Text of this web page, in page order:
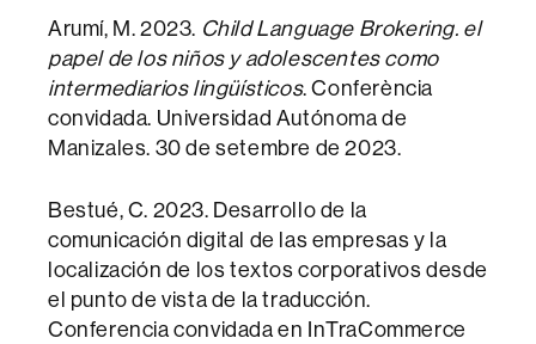
Arumí, M. 2023. Child Language Brokering. ​el
papel de los niños y adolescentes como
intermediarios lingüísticos. Conferència
convidada. Universidad Autónoma de
Manizales. 30 de setembre de 2023.
Bestué, C. 2023. Desarrollo de la
comunicación digital de las empresas y la
localización de los textos corporativos desde
el punto de vista de la traducción.
Conferencia convidada en InTraCommerce